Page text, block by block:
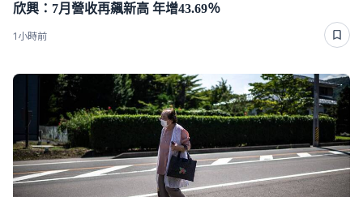
欣興：7月營收再飆新高 年增43.69％
1小時前